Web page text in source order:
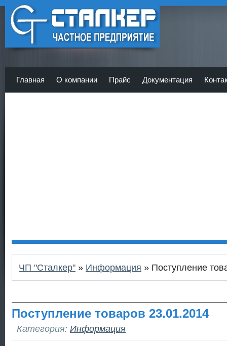
ЧП Сталкер - Главная
Главная О компании Прайс Документация
ЧП "Сталкер" » Информация » Поступление
Поступление товаров 23.01.2014
Категория: Информация